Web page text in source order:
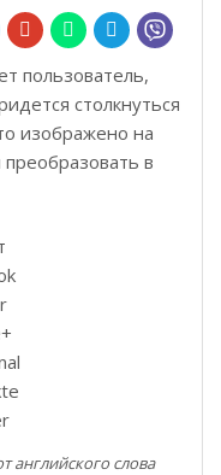
пользователь,
столкнуться
изображено на
в
английского слова